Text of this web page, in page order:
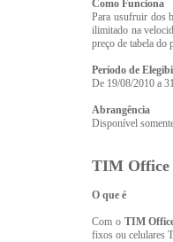
Como Funciona
Para usufruir dos
ilimitado na
preço de tabela do
Período de
De 19/08/2010 a
Abrangência
Disponível
TIM Office
O que é
Com o TIM
fixos ou celulares